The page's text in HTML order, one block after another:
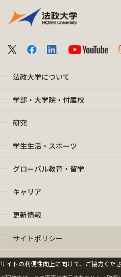
法政大学について
学部・大学院・付属校
研究
学生生活・スポーツ
グローバル教育・留学
キャリア
更新情報
サイトポリシー
プライバシーポリシー
サイトの利便性向上に向けて、ご協力くださ